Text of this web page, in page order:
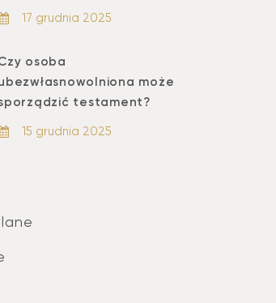
17 grudnia 2025
osoba
może
testament?
15 grudnia 2025